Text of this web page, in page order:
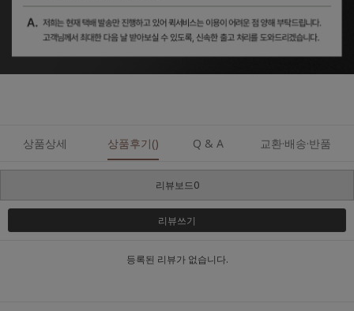
상품상세 상품후기() Q & A 교환·배송·반품
리뷰보드0
리뷰쓰기
등록된 리뷰가 없습니다.